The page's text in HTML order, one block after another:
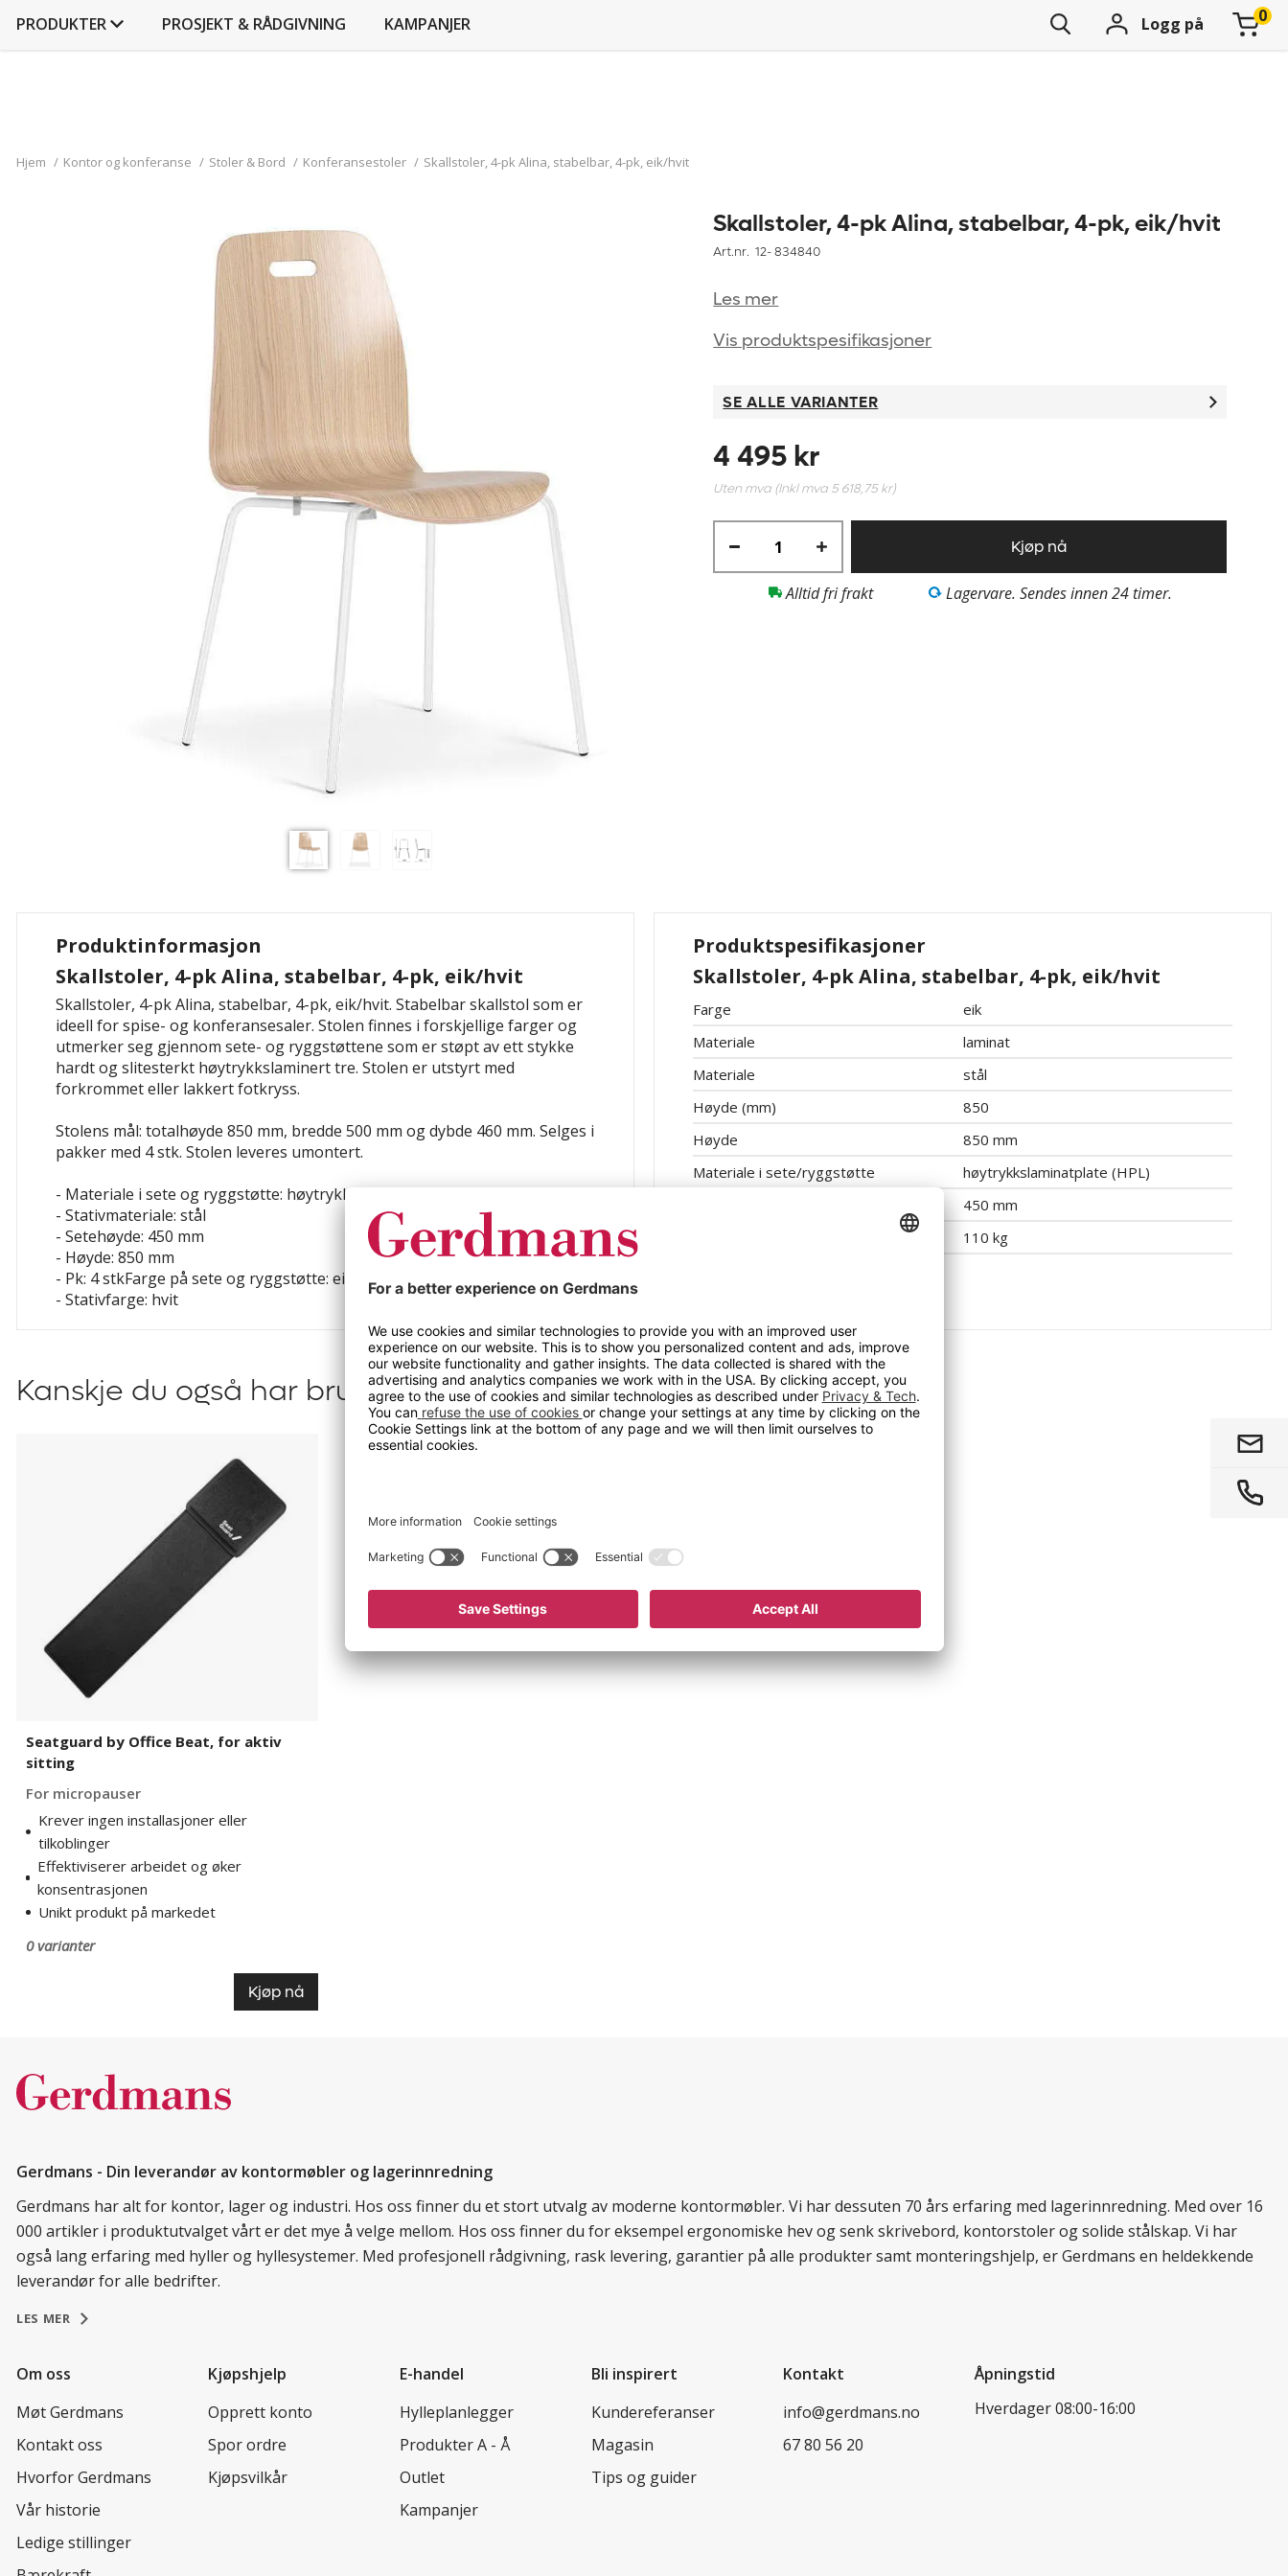
PRODUKTER PROSJEKT & RÅDGIVNING KAMPANJER Logg på
Hjem / Kontor og konferanse / Stoler & Bord / Konferansestoler / Skallstoler, 4-pk Alina, stabelbar, 4-pk, eik/hvit
Skallstoler, 4-pk Alina, stabelbar, 4-pk, eik/hvit
Art.nr. 12-834840
Les mer
Vis produktspesifikasjoner
SE ALLE VARIANTER
4 495 kr
Uten mva (Inkl mva 5 618,75 kr)
Kjøp nå
Alltid fri frakt Lagervare. Sendes innen 24 timer.
Produktinformasjon
Skallstoler, 4-pk Alina, stabelbar, 4-pk, eik/hvit
Skallstoler, 4-pk Alina, stabelbar, 4-pk, eik/hvit. Stabelbar skallstol som er
ideell for spise- og konferansesaler. Stolen finnes i forskjellige farger og
utmerker seg gjennom sete- og ryggstøttene som er støpt av ett stykke
hardt og slitesterkt høytrykkslaminert tre. Stolen er utstyrt med
forkrommet eller lakkert fotkryss.
Stolens mål: totalhøyde 850 mm, bredde 500 mm og dybde 460 mm. Selges i
pakker med 4 stk. Stolen leveres umontert.
- Materiale i sete og ryggstøtte: høytrykkslaminatplate (HPL)
- Stativmateriale: stål
- Setehøyde: 450 mm
- Høyde: 850 mm
- Pk: 4 stkFarge på sete og ryggstøtte: eik
- Stativfarge: hvit
Produktspesifikasjoner
Skallstoler, 4-pk Alina, stabelbar, 4-pk, eik/hvit
Farge
eik
Materiale
laminat
Materiale
stål
Høyde (mm)
850
Høyde
850 mm
Materiale i sete/ryggstøtte
høytrykkslaminatplate (HPL)
450 mm
110 kg
Kanskje du også har bruk for?
Seatguard by Office Beat, for aktiv
sitting
For micropauser
Krever ingen installasjoner eller
tilkoblinger
Effektiviserer arbeidet og øker
konsentrasjonen
Unikt produkt på markedet
0 varianter
Kjøp nå
Gerdmans - Din leverandør av kontormøbler og lagerinnredning
Gerdmans har alt for kontor, lager og industri. Hos oss finner du et stort utvalg av moderne kontormøbler. Vi har dessuten 70 års erfaring med lagerinnredning. Med over 16
000 artikler i produktutvalget vårt er det mye å velge mellom. Hos oss finner du for eksempel ergonomiske hev og senk skrivebord, kontorstoler og solide stålskap. Vi har
også lang erfaring med hyller og hyllesystemer. Med profesjonell rådgivning, rask levering, garantier på alle produkter samt monteringshjelp, er Gerdmans en heldekkende
leverandør for alle bedrifter.
LES MER
Om oss
Møt Gerdmans
Kontakt oss
Hvorfor Gerdmans
Vår historie
Ledige stillinger
Kjøpshjelp
Opprett konto
Spor ordre
Kjøpsvilkår
E-handel
Hylleplanlegger
Produkter A - Å
Outlet
Kampanjer
Bli inspirert
Kundereferanser
Magasin
Tips og guider
Kontakt
info@gerdmans.no
67 80 56 20
Åpningstid
Hverdager 08:00-16:00